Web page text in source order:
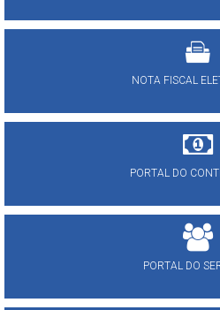
NOTA FISCAL
PORTAL DO
PORTAL DO